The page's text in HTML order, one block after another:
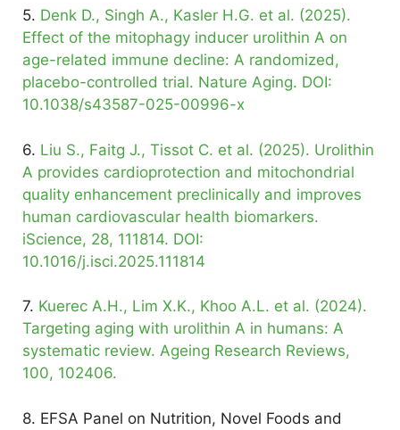
5. Denk D., Singh A., Kasler H.G. et al. (2025).
Effect of the mitophagy inducer urolithin A on
age-related immune decline: A randomized,
placebo-controlled trial. Nature Aging. DOI:
10.1038/s43587-025-00996-x
6. Liu S., Faitg J., Tissot C. et al. (2025). Urolithin
A provides cardioprotection and mitochondrial
quality enhancement preclinically and improves
human cardiovascular health biomarkers.
iScience, 28, 111814. DOI:
10.1016/j.isci.2025.111814
7. Kuerec A.H., Lim X.K., Khoo A.L. et al. (2024).
Targeting aging with urolithin A in humans: A
systematic review. Ageing Research Reviews,
100, 102406.
8. EFSA Panel on Nutrition, Novel Foods and